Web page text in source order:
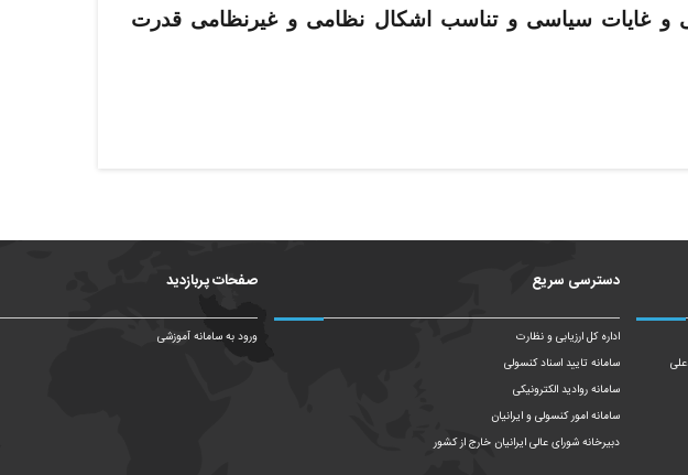
غایات سیاسی و تناسب اشکال نظامی و غیرنظامی قدرت
دسترسی سریع
اداره کل ارزیابی و نظارت
سامانه تایید اسناد کنسولی
سامانه روادید الکترونیکی
سامانه امور کنسولی و ایرانیان
دبیرخانه شورای عالی ایرانیان خارج از کشور
صفحات پربازدید
ورود به سامانه آموزشی